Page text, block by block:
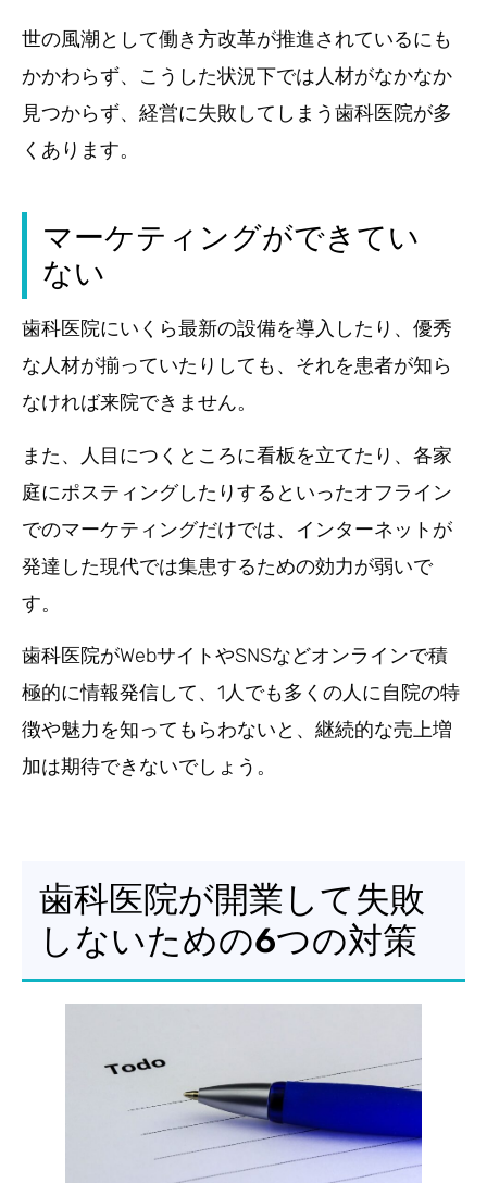
世の風潮として働き方改革が推進されているにも
かかわらず、こうした状況下では人材がなかなか
見つからず、経営に失敗してしまう歯科医院が多
くあります。
マーケティングができてい
ない
歯科医院にいくら最新の設備を導入したり、優秀
な人材が揃っていたりしても、それを患者が知ら
なければ来院できません。
また、人目につくところに看板を立てたり、各家
庭にポスティングしたりするといったオフライン
でのマーケティングだけでは、インターネットが
発達した現代では集患するための効力が弱いで
す。
歯科医院がWebサイトやSNSなどオンラインで積
極的に情報発信して、1人でも多くの人に自院の特
徴や魅力を知ってもらわないと、継続的な売上増
加は期待できないでしょう。
歯科医院が開業して失敗
しないための6つの対策